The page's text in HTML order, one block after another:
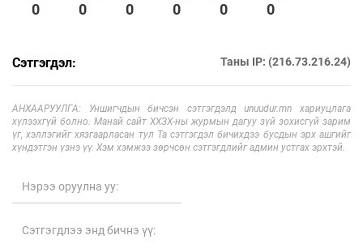
0 0 0 0 0 0
Сэтгэгдэл: Таны IP: (216.73.216.24)
АНХААРУУЛГА: Уншигчдын бичсэн сэтгэгдэлд unuudur.mn хариуцлага
хүлээхгүй болно. Манай сайт ХХЗХ-ны журмын дагуу зүй зохисгүй зарим
үг, хэллэгийг хязгаарласан тул Та сэтгэгдэл бичихдээ бусдын эрх ашгийг
хүндэтгэн үзнэ үү. Хэм хэмжээ зөрчсөн сэтгэгдлийг админ устгах эрхтэй.